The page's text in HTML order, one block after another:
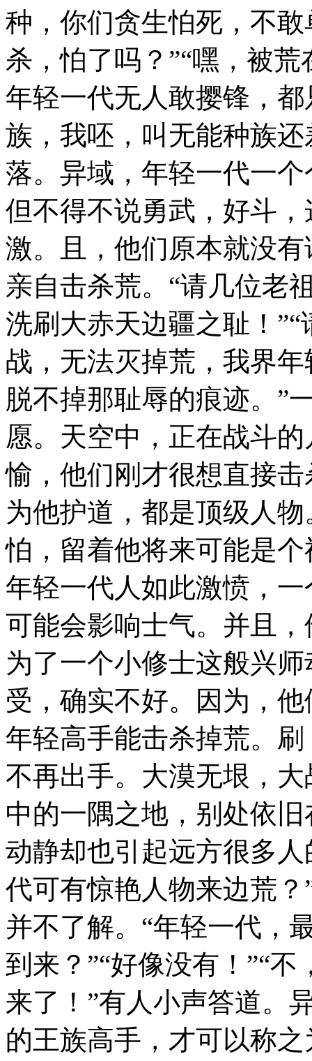
种，你们贪生怕死，不
杀，怕了吗？”“嘿，被
年轻一代无人敢撄锋，
族，我呸，叫无能种族
落。异域，年轻一代一
但不得不说勇武，好斗
激。且，他们原本就没
亲自击杀荒。“请几位老
洗刷大赤天边疆之耻！
战，无法灭掉荒，我界
脱不掉那耻辱的痕迹。”
愿。天空中，正在战斗
愉，他们刚才很想直接
为他护道，都是顶级人
怕，留着他将来可能是
年轻一代人如此激愤，
可能会影响士气。并且
为了一个小修士这般兴
受，确实不好。因为，
年轻高手能击杀掉荒。
不再出手。大漠无垠，
中的一隅之地，别处依
动静却也引起远方很多
代可有惊艳人物来边荒
并不了解。“年轻一代，
到来？”“好像没有！”“
来了！”有人小声答道。
的王族高手，才可以称